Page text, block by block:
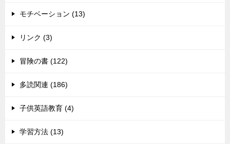
モチベーション (13)
リンク (3)
冒険の書 (122)
多読関連 (186)
子供英語教育 (4)
学習方法 (13)